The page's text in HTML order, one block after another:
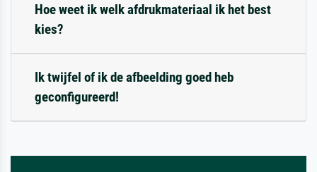
Hoe weet ik welk afdrukmateriaal ik het best
kies?
Ik twijfel of ik de afbeelding goed heb
geconfigureerd!